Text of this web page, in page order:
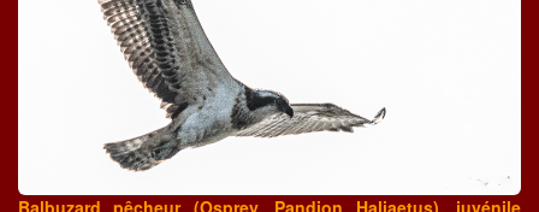
Balbuzard pêcheur (Osprey, Pandion Haliaetus), juvénile